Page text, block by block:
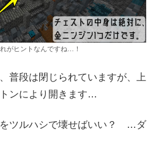
がヒントなんですね…！
普段は閉じられていますが、上
ンにより開きます…
ツルハシで壊せばいい？ …ダ